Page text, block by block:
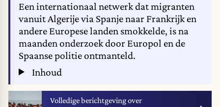
Een internationaal netwerk dat migranten
vanuit Algerije via Spanje naar Frankrijk en
andere Europese landen smokkelde, is na
maanden onderzoek door Europol en de
Spaanse politie ontmanteld.
Inhoud
Volledige berichtgeving over